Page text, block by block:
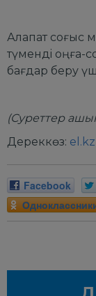
Алапат соғыс
түмендi оңға-
бағдаp беpу
(Суреттер
Дереккөз: el.kz
Facebook